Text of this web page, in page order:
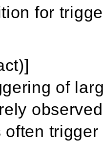
for
of
often